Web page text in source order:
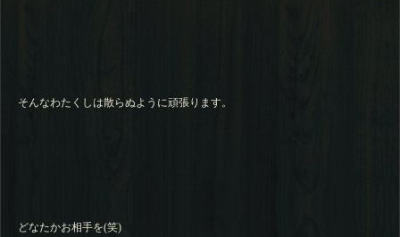
そんなわたくしは散らぬように頑張ります。
どなたかお相手を(笑)